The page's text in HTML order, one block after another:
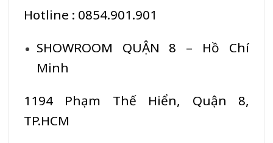
Hotline : 0854.901.901
SHOWROOM QUẬN 8 – Hồ Chí
Minh
1194 Phạm Thế Hiển, Quận 8,
TP.HCM